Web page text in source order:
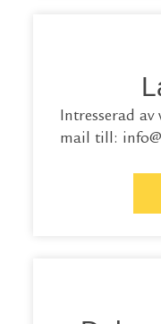
Intresserad
mail till: